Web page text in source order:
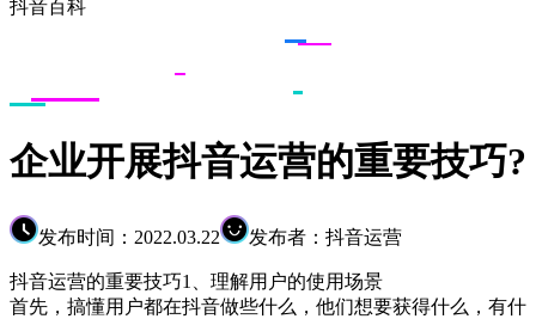
抖音百科
企业开展抖音运营的重要技巧?
发布时间：2022.03.22 发布者：抖音运营
抖音运营的重要技巧1、理解用户的使用场景
首先，搞懂用户都在抖音做些什么，他们想要获得什么，有什